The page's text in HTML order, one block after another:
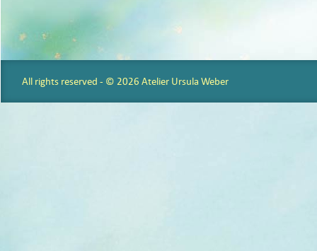
All rights reserved - © 2026 Atelier Ursula Weber